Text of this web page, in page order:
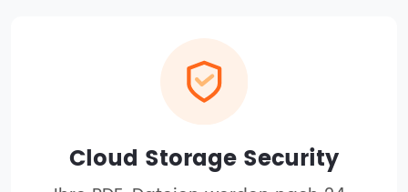
Cloud Storage Security